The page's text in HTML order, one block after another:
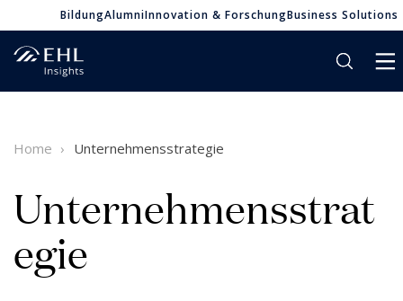
BildungAlumniInnovation & ForschungBusiness Solutions
Home Unternehmensstrategie
Unternehmensstrat
egie